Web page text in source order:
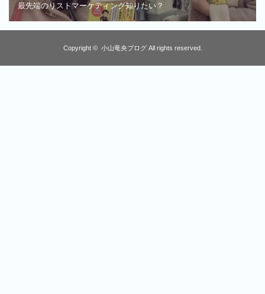
最先端のリストマーケティング知りたい？
Copyright © 小山竜央ブログAll rights reserved.